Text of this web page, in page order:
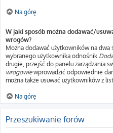
Na górę
W jaki sposób można dodawać/
wrogów?
Można dodawać użytkowników na
wybranego użytkownika odnośnik
drugie, przejść do panelu zarządzania
wrogowiewprowadzić odpowiednie
można także usuwać użytkowników z
Na górę
Przeszukiwanie forów